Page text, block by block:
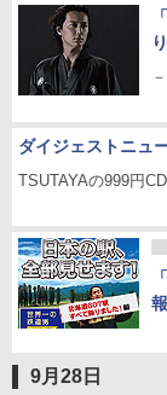
ダイジェストニュ
TSUTAYAの999円
報
9月28日